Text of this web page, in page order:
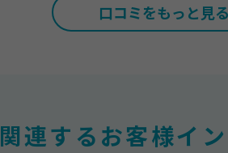
口コミをもっと見る
関連するお客様イ